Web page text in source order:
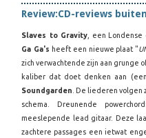
Review:CD-reviews
Slaves to Gravity , een
Ga Ga's heeft een nieuwe plaat "
zich verwachtende zijn aan grunge
kaliber dat doet denken aan
Soundgarden . De liederen
schema. Dreunende
meeslepende lead gitaar. Deze
zachtere passages een ietwat